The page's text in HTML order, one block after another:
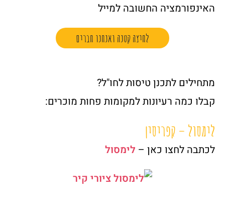
האינפורמציה החשובה למייל
לחיצה קטנה ואנחנו חברים
מתחילים לתכנן טיסות לחו"ל?
קבלו כמה רעיונות למקומות פחות מוכרים:
לימסול – קפריסין
לכתבה לחצו כאן – לימסול